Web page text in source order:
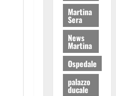
Martina
Sera
News
Martina
Ospedale
palazzo
ducale